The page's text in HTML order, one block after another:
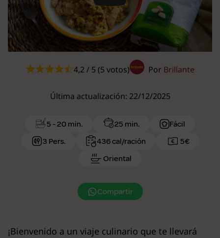
4,2 / 5 (5 votos) Por Brillante
Última actualización: 22/12/2025
5 - 20 min. 25 min.
Fácil
3 Pers.
436 cal/ración
5€
Oriental
Compartir
¡Bienvenido a un viaje culinario que te llevará